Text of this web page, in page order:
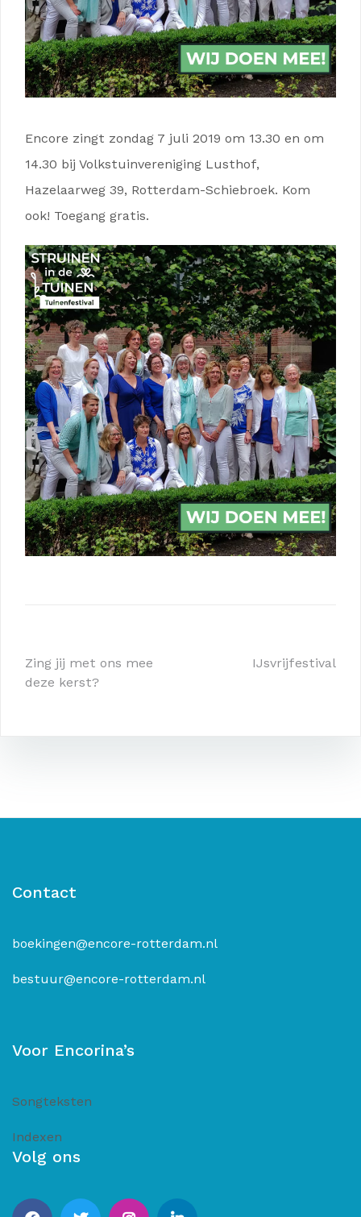
Encore zingt zondag 7 juli 2019 om 13.30 en om
14.30 bij Volkstuinvereniging Lusthof,
Hazelaarweg 39, Rotterdam-Schiebroek. Kom
ook! Toegang gratis.
Bericht
Zing jij met ons mee
deze kerst?
IJsvrijfestival
Contact
boekingen@encore-rotterdam.nl
bestuur@encore-rotterdam.nl
Voor Encorina’s
Songteksten
Indexen
Volg ons